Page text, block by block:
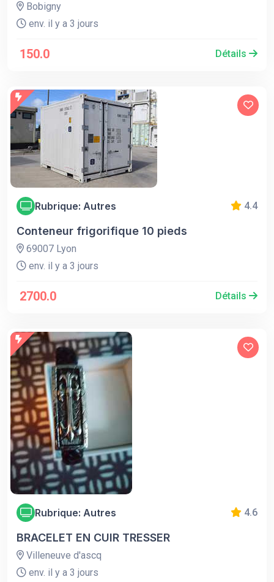
Bobigny
env. il y a 3 jours
150.0 Détails
Rubrique: Autres 4.4
Conteneur frigorifique 10 pieds
69007 Lyon
env. il y a 3 jours
2700.0 Détails
Rubrique: Autres 4.6
BRACELET EN CUIR TRESSER
Villeneuve d'ascq
env. il y a 3 jours